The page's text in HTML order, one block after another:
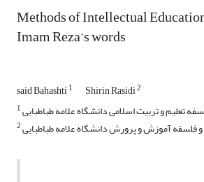
Methods of Intellectual
Imam Reza’s words
said Bahashti1 Shirin Rasidi2
1تعلیم و تربیت اسلامی دانشگاه علامه طباطبایی
2فلسفه آموزش و پرورش دانشگاه علامه طباطبایی